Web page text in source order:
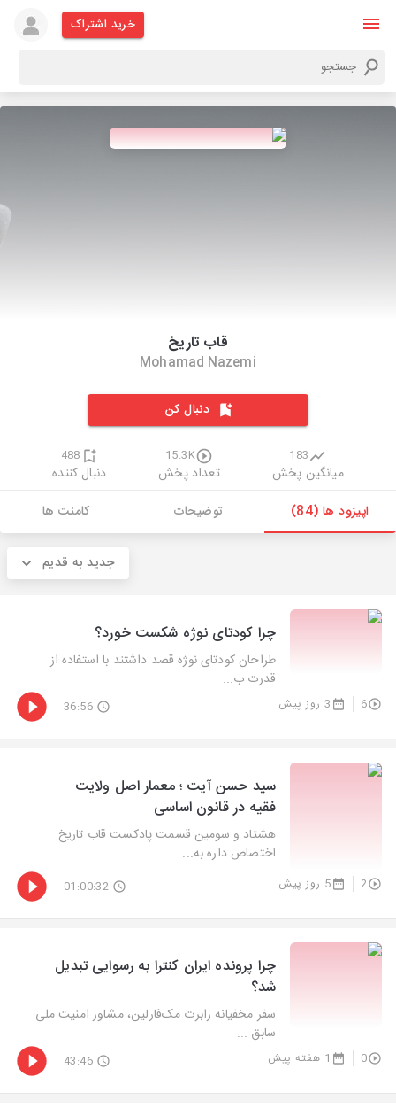
خرید اشتراک
قاب تاریخ
Mohamad Nazemi
دنبال کن
183
میانگین پخش
15.3K
تعداد پخش
488
دنبال کننده
اپیزود ها (84)
توضیحات کامنت ها
جدید به قدیم
چرا کودتای نوژه شکست خورد؟
طراحان کودتای نوژه قصد داشتند با استفاده از
قدرت ب...
6 3 روز پیش 36:56
سید حسن آیت ؛ معمار اصل ولایت
فقیه در قانون اساسی
هشتاد و سومین قسمت پادکست قاب تاریخ
اختصاص داره به...
2 5 روز پیش 01:00:32
چرا پرونده ایران کنترا به رسوایی تبدیل
شد؟
سفر مخفیانه رابرت مک‌فارلین، مشاور امنیت ملی
سابق ...
0 1 هفته پیش 43:46